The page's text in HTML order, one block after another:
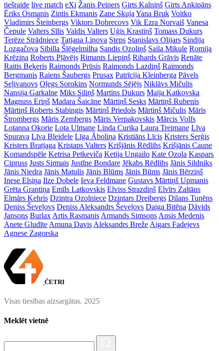
tiešraide live match eXi Žanis Peiners Ģirts Kalniņš Ģirts Ankipāns
Ēriks Osmanis Zintis Ekmanis Zane Skuja Yana Bruk Voitko
Vladimirs Šteinbergs Viktors Dobrecovs Vik Ezra Norvaiš Vanesa
Čepule Valters Sīlis Valdis Valters Uģis Krastiņš Tomass Dukurs
Terēze Strādniece Tatjana Ļiņova Steps Staņislavs Olijars Sindija
Lozgačova Sibilla Šlēgelmilha Sandis Ozoliņš Saila Mikule Romija
Krēziņa Roberts Pļāvējs Rimants Liepiņš Rihards Grāvis Renāte
Raitis Beķeris Raimonds Prūsis Raimonds Lazdiņš Raimonds
Bergmanis Raiens Šaubergs Prusax Patrīcija Kleinberga Pāvels
Seļivanovs Oļegs Sorokins Normunds Sējējs Niklāvs Mičulis
Nansija Garkalne Miks Siliņš Martins Dukurs Maija Katkovska
Magnuss Eriņš Madara Šaicāne Mārtiņš Sesks Mārtiņš Rubenis
Mārtiņš Roberts Stabingis Mārtiņš Priedols Mārtiņš Mičulis Māris
Štrombergs Māris Zembergs Māris Verpakovskis Mārcis Volfs
Lotanna Okorie Lota Ulmane Linda Curika Laura Treimane Līva
Spurava Līva Bleidele Līga Āboliņa Kristiāns Līcis Kristers Serģis
Kristers Bratjaga Kristaps Valters Krišjānis Rēdlihs Krišjānis Caune
Komandspēle Ketrisa Petkeviča Ketija Ungailo Kate Ozola Kaspars
Cipruss Justs Sirmais Justīne Bondare Jēkabs Rēdlihs Jānis Sildniks
Jānis Niedra Jānis Matulis Jānis Blūms Jānis Būms Jānis Bērziņš
Inese Elsiņa Ilze Dobele Ieva Feldmane Gustavs Mārtiņš Upmanis
Grēta Grantiņa Emīls Latkovskis Elviss Strazdiņš Elvīrs Zaltāns
Elmārs Kehris Dzintra Ozolniece Dzintars Dreibergs Dilans Tunēns
Deniss Ševeļovs Deniss Aleksandrs Ševeļovs Daiga Bitēna Dāvids
Jansons Burlax Artis Rasmanis Armands Simsons Ansis Medenis
Anete Gludīte Amuna Davis Aleksandrs Breže Aigars Fadejevs
Agnese Zagorska
ČETRI
Visas tiesības aizsargātas. 2025
Meklēt vietnē